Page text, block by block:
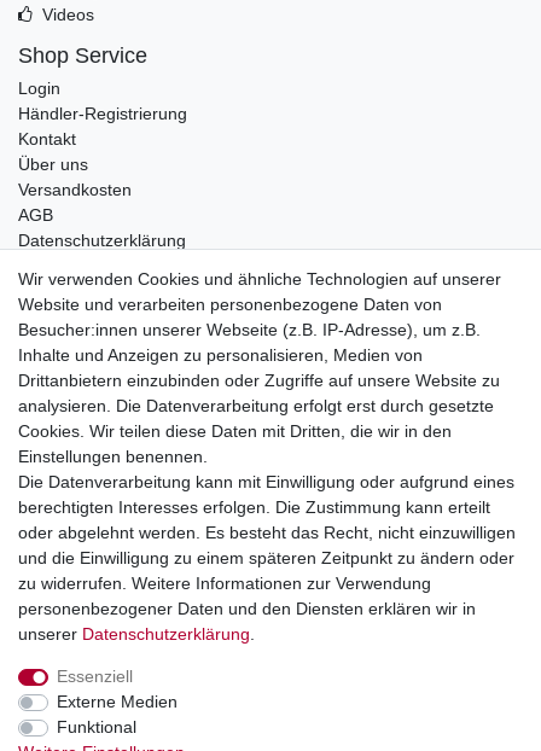
Videos
Shop Service
Login
Händler-Registrierung
Kontakt
Über uns
Versandkosten
AGB
Datenschutzerklärung
Telefonische Beratung und Unterstützung für Händler unter:
+49 2851 5895-0
Montag - Donnerstag: 08.00 - 16.30 Uhr
Freitag: 08.00 - 16.00 Uhr
Wir sind ein Großhandel, bitte wenden Sie sich als
Endkunde direkt an Ihren örtlichen Fachhändler. Vielen
Dank!
Widerrufs­recht Impressum Daten­schutz­erklärung
Wir verwenden Cookies und ähnliche Technologien auf unserer
Website und verarbeiten personenbezogene Daten von
Besucher:innen unserer Webseite (z.B. IP-Adresse), um z.B.
Inhalte und Anzeigen zu personalisieren, Medien von
Drittanbietern einzubinden oder Zugriffe auf unsere Website zu
analysieren. Die Datenverarbeitung erfolgt erst durch gesetzte
Cookies. Wir teilen diese Daten mit Dritten, die wir in den
Einstellungen benennen.
Die Datenverarbeitung kann mit Einwilligung oder aufgrund eines
berechtigten Interesses erfolgen. Die Zustimmung kann erteilt
oder abgelehnt werden. Es besteht das Recht, nicht einzuwilligen
und die Einwilligung zu einem späteren Zeitpunkt zu ändern oder
zu widerrufen. Weitere Informationen zur Verwendung
personenbezogener Daten und den Diensten erklären wir in
unserer Daten­schutz­erklärung
Essenziell
Externe Medien
Funktional